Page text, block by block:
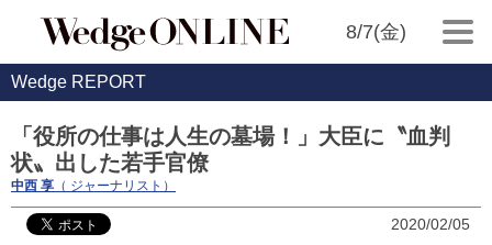
8/7(金)
Wedge REPORT
「役所の仕事は人生の墓場！」大臣に〝血判
状〟出した若手官僚
中西 享 （ ジャーナリスト）
2020/02/05